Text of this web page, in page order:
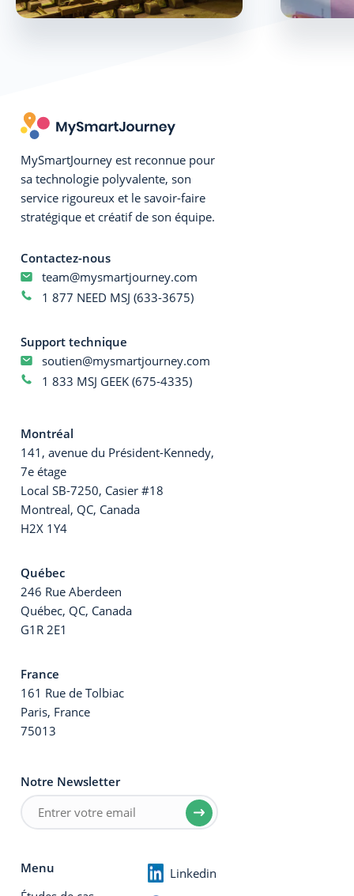
MySmartJourney est reconnue pour
sa technologie polyvalente, son
service rigoureux et le savoir-faire
stratégique et créatif de son équipe.
Contactez-nous
team@mysmartjourney.com
1 877 NEED MSJ (633-3675)
Support technique
soutien@mysmartjourney.com
1 833 MSJ GEEK (675-4335)
Montréal
141, avenue du Président-Kennedy,
7e étage
Local SB-7250, Casier #18
Montreal, QC, Canada
H2X 1Y4
Québec
246 Rue Aberdeen
Québec, QC, Canada
G1R 2E1
France
161 Rue de Tolbiac
Paris, France
75013
Notre Newsletter
Menu
Linkedin